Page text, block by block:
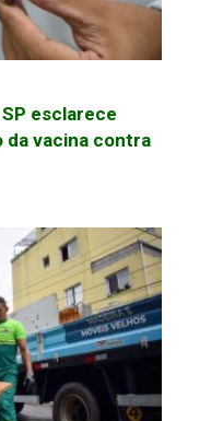
esclarece
da vacina contra